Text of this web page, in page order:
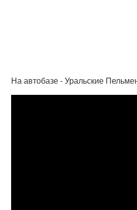
На автобазе - Уральские